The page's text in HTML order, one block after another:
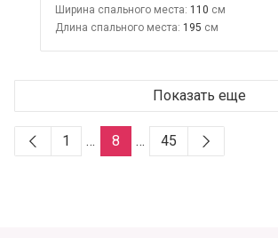
Ширина спального места: 110
Длина спального места: 195
Показать еще
1 … 8 … 45